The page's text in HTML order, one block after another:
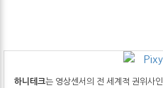
하니테크는 영상센서의 전 세계적 권위사인